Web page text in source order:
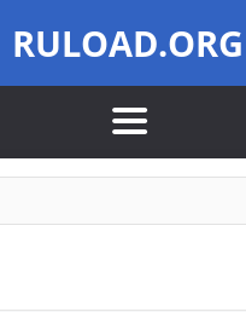
RULOAD.ORG